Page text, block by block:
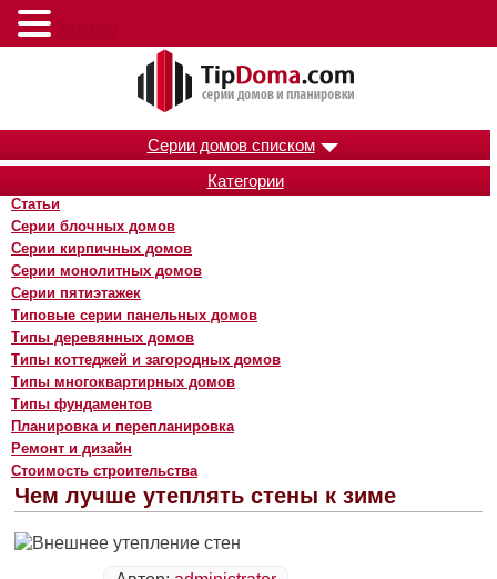
Серии домов списком
Категории
Статьи
Серии блочных домов
Серии кирпичных домов
Серии монолитных домов
Серии пятиэтажек
Типовые серии панельных домов
Типы деревянных домов
Типы коттеджей и загородных домов
Типы многоквартирных домов
Типы фундаментов
Планировка и перепланировка
Ремонт и дизайн
Стоимость строительства
Чем лучше утеплять стены к зиме